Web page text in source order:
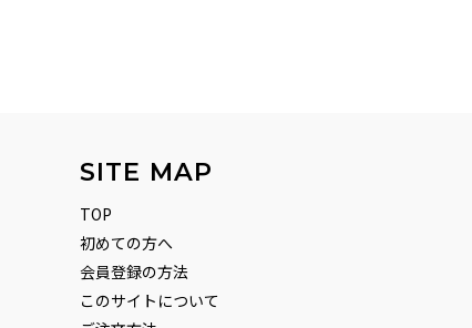
SITE MAP
TOP
初めての方へ
会員登録の方法
このサイトについて